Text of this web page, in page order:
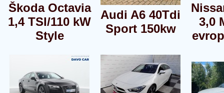
Škoda Octavia
1,4 TSI/110 kW
Style
Audi A6 40Tdi
Sport 150kw
3,0